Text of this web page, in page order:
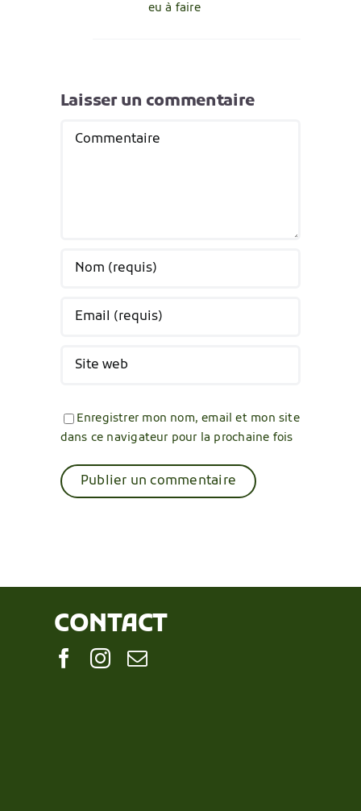
eu à faire
Laisser un commentaire
Enregistrer mon nom, email et mon site
dans ce navigateur pour la prochaine fois
CONTACT